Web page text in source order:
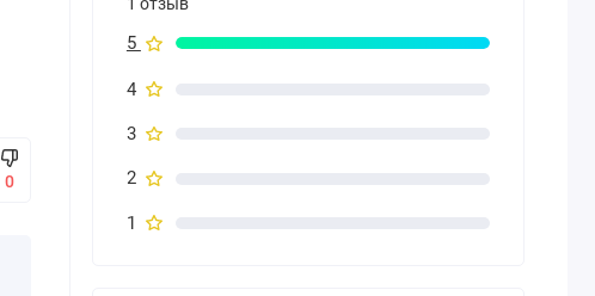
0
5
4
3
2
1